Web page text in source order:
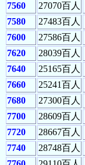
7560
27070百人
7580
27483百人
7600
27586百人
7620
28039百人
7640
25165百人
7660
25241百人
7680
27300百人
7700
28609百人
7720
28667百人
7740
28748百人